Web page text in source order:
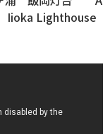
Iioka Lighthouse